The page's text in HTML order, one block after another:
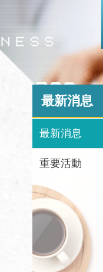
最新消息
最新消息
重要活動